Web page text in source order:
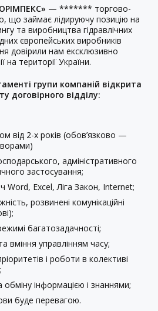
— ******* торгово-
що займає лідируючу позицію на
та виробництва гідравлічних
європейських виробників
довірили нам ексклюзивно
на території України.
групи компаній відкрита
договірного відділу:
від 2-х років (обов’язково —
адміністративного
застосування;
Word, Excel, Ліга Закон, Internet;
розвинені комунікаційні
багатозадачності;
вміння управлінням часу;
і роботи в колективі
обміну інформацією і знаннями;
буде перевагою.